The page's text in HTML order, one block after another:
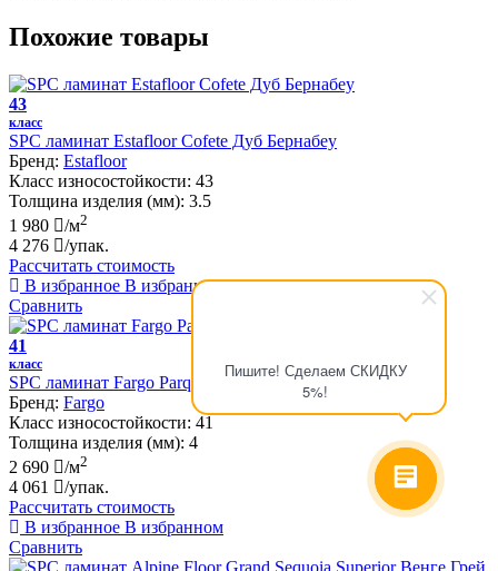
Пишите! Сделаем СКИДКУ
5%!
Похожие товары
43
класс
SPC ламинат Estafloor Cofete Дуб Бернабеу
Бренд: Estafloor
Класс износостойкости: 43
Толщина изделия (мм): 3.5
1 980
/м2
4 276
/упак.
Рассчитать стоимость
В избранное В избранном
Сравнить
41
класс
SPC ламинат Fargo Parquet Дуб Мадрид
Бренд: Fargo
Класс износостойкости: 41
Толщина изделия (мм): 4
2 690
/м2
4 061
/упак.
Рассчитать стоимость
В избранное В избранном
Сравнить